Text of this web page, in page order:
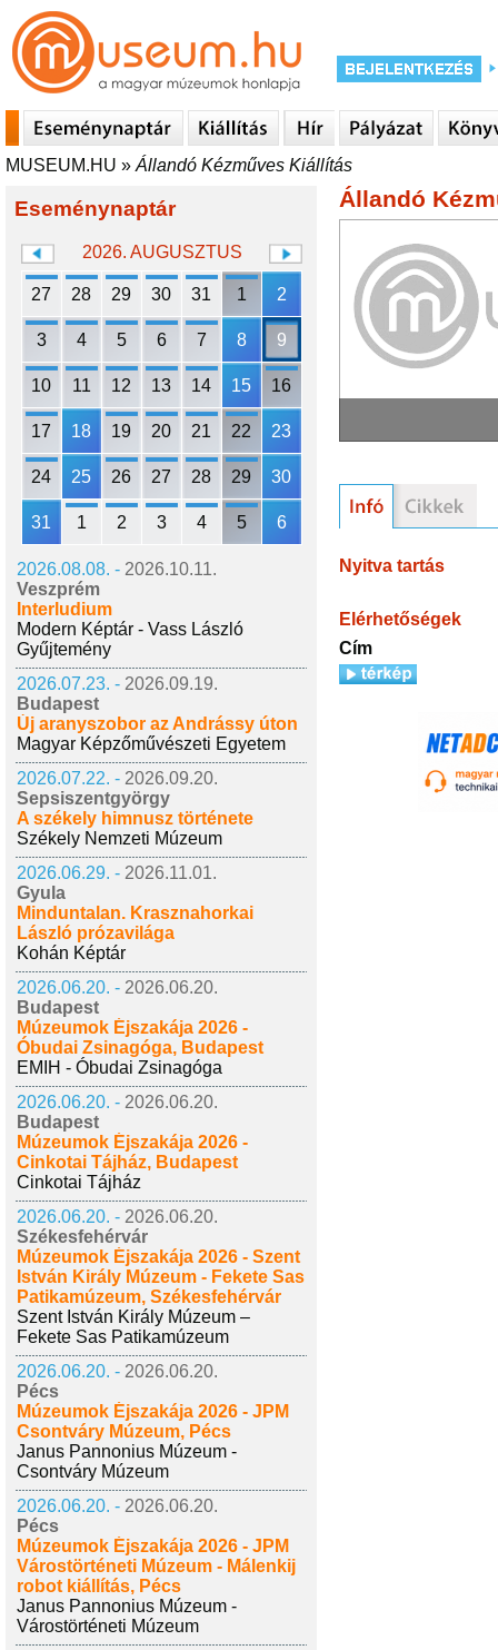
MUSEUM.HU » Állandó Kézműves Kiállítás
Eseménynaptár
2026. AUGUSZTUS
27 28 29 30 31 1 2
3 4 5 6 7 8 9
10 11 12 13 14 15 16
17 18 19 20 21 22 23
24 25 26 27 28 29 30
31 1 2 3 4 5 6
2026.08.08. - 2026.10.11.
Veszprém
Interludium
Modern Képtár - Vass László
Gyűjtemény
2026.07.23. - 2026.09.19.
Budapest
Új aranyszobor az Andrássy úton
Magyar Képzőművészeti Egyetem
2026.07.22. - 2026.09.20.
Sepsiszentgyörgy
A székely himnusz története
Székely Nemzeti Múzeum
2026.06.29. - 2026.11.01.
Gyula
Minduntalan. Krasznahorkai
László prózavilága
Kohán Képtár
2026.06.20. - 2026.06.20.
Budapest
Múzeumok Éjszakája 2026 -
Óbudai Zsinagóga, Budapest
EMIH - Óbudai Zsinagóga
2026.06.20. - 2026.06.20.
Budapest
Múzeumok Éjszakája 2026 -
Cinkotai Tájház, Budapest
Cinkotai Tájház
2026.06.20. - 2026.06.20.
Székesfehérvár
Múzeumok Éjszakája 2026 - Szent
István Király Múzeum - Fekete Sas
Patikamúzeum, Székesfehérvár
Szent István Király Múzeum –
Fekete Sas Patikamúzeum
2026.06.20. - 2026.06.20.
Pécs
Múzeumok Éjszakája 2026 - JPM
Csontváry Múzeum, Pécs
Janus Pannonius Múzeum -
Csontváry Múzeum
2026.06.20. - 2026.06.20.
Pécs
Múzeumok Éjszakája 2026 - JPM
Várostörténeti Múzeum - Málenkij
robot kiállítás, Pécs
Janus Pannonius Múzeum -
Várostörténeti Múzeum
Állandó
Nyitva tartás
Elérhetőségek
Cím